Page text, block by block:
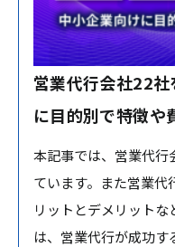
営業代行会社22
に目的別で特徴や
本記事では、営業代行
ています。また営業代
リットとデメリット
は、営業代行が成功